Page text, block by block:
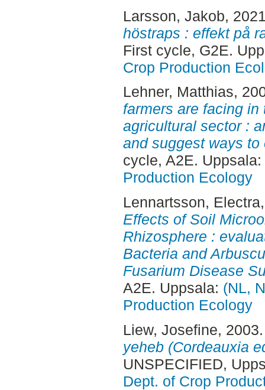
Larsson, Jakob,
höstraps : effekt på
First cycle, G2E.
Crop Production
Lehner, Matthias,
farmers are facing in
agricultural sector :
and suggest ways
cycle, A2E. Uppsala:
Production Ecology
Lennartsson, Electra
Effects of Soil
Rhizosphere :
Bacteria and
Fusarium Disease
A2E. Uppsala: (NL,
Production Ecology
Liew, Josefine,
yeheb (Cordeauxia
UNSPECIFIED,
Dept. of Crop